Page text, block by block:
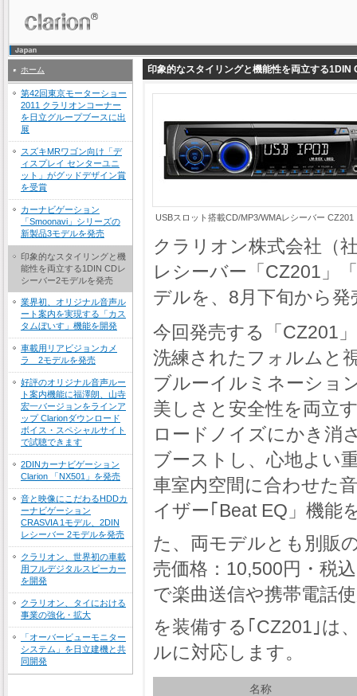
ホーム
第42回東京モーターショー
2011 クラリオンコーナー
を日立グループブースに出
展
スズキMRワゴン向け「デ
ィスプレイ センターユニ
ット」がグッドデザイン賞
を受賞
カーナビゲーション
「Smoonavi」シリーズの
新製品3モデルを発売
印象的なスタイリングと機
能性を両立する1DIN CDレ
シーバー2モデルを発売
業界初、オリジナル音声ル
ート案内を実現する「カス
タムぼいす」機能を開発
車載用リアビジョンカメ
ラ 2モデルを発売
好評のオリジナル音声ルー
ト案内機能に福澤朗、山寺
宏一バージョンをラインア
ップ Clarionダウンロード
ボイス・スペシャルサイト
で試聴できます
2DINカーナビゲーション
Clarion 「NX501」を発売
音と映像にこだわるHDDカ
ーナビゲーション
CRASVIA 1モデル、2DIN
レシーバー 2モデルを発売
クラリオン、世界初の車載
用フルデジタルスピーカー
を開発
クラリオン、タイにおける
事業の強化・拡大
「オーバービューモニター
システム」を日立建機と共
同開発
印象的なスタイリングと機能性を両立する1DIN
USBスロット搭載CD/MP3/WMAレシーバー CZ201
クラリオン株式会社（
レシーバー「CZ201」
デルを、8月下旬から発
今回発売する「CZ201
洗練されたフォルムと
ブルーイルミネーショ
美しさと安全性を両立
ロードノイズにかき消
ブーストし、心地よい
車室内空間に合わせた
イザー｢Beat EQ」機能
た、両モデルとも別販
売価格：10,500円・税
で楽曲送信や携帯電話
を装備する｢CZ201｣は
ルに対応します。
名称